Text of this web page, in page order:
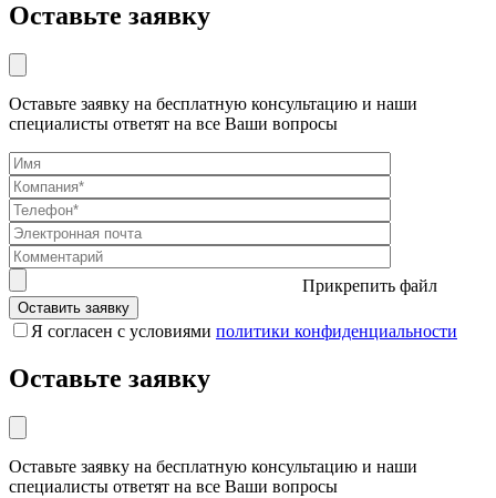
Оставьте заявку
Оставьте заявку на бесплатную консультацию и наши
специалисты ответят на все Ваши вопросы
Прикрепить файл
Я согласен с условиями политики конфиденциальности
Оставьте заявку
Оставьте заявку на бесплатную консультацию и наши
специалисты ответят на все Ваши вопросы